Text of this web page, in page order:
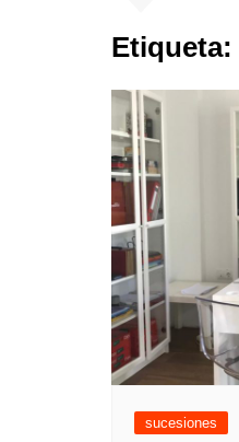
Etiqueta:
sucesiones